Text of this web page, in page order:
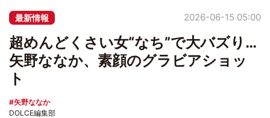
最新情報 2026-06-15 05:00
超めんどくさい女“なち”で大バズり…
矢野ななか、素顔のグラビアショッ
ト
矢野ななか
DOLCE編集部